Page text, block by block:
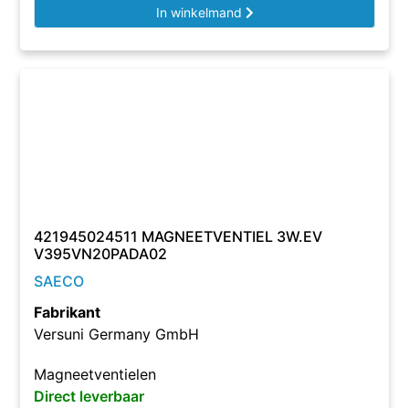
In winkelmand
421945024511 MAGNEETVENTIEL 3W.EV
V395VN20PADA02
SAECO
Fabrikant
Versuni Germany GmbH
Magneetventielen
Direct leverbaar